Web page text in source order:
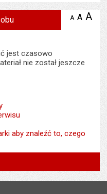
A zmniejsz
A A
jest czasowo
nie został jeszcze
aby znaleźć to, czego